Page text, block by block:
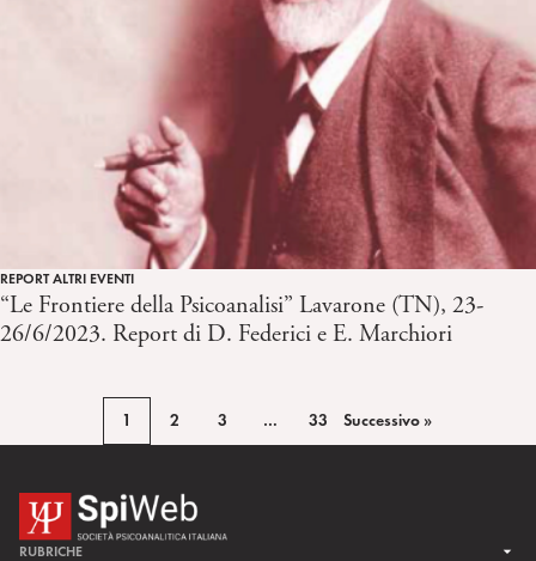
REPORT ALTRI EVENTI
“Le Frontiere della Psicoanalisi” Lavarone (TN), 23-
26/6/2023. Report di D. Federici e E. Marchiori
1 2 3 … 33 Successivo »
RUBRICHE